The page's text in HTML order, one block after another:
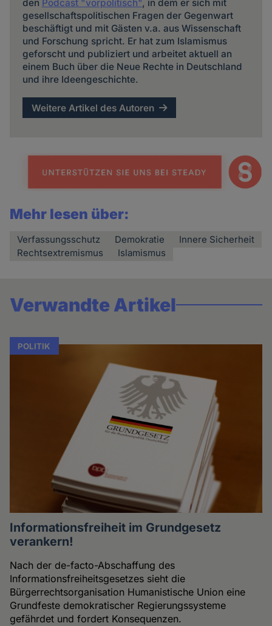
den Podcast "vorpolitisch", in dem er sich mit
gesellschaftspolitischen Fragen der Gegenwart
beschäftigt und mit Gästen v.a. aus Wissenschaft
und Forschung spricht. Er hat zum Islamismus
geforscht und publiziert und arbeitet aktuell an
einem Buch über die Neue Rechte in Deutschland
und ihre Ideengeschichte.
Weitere Artikel des Autoren
Mehr lesen über:
Verfassungsschutz Demokratie
Innere Sicherheit
Rechtsextremismus
Islamismus
Verwandte Artikel
POLITIK
Informationsfreiheit im Grundgesetz
verankern!
Nach der de-facto-Abschaffung des
Informationsfreiheitsgesetzes sieht die
Bürgerrechtsorganisation Humanistische Union eine
Grundfeste demokratischer Regierungssysteme
gefährdet und fordert Konsequenzen.